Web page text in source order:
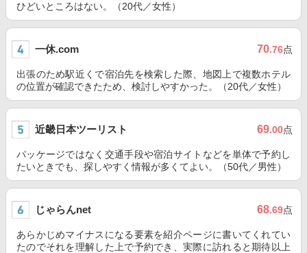
ひどいところはない。（20代／女性）
一休.com 70.76点
出張のため駅近くで宿泊先を検索した際、地図上で複数ホテル
の位置が確認できたため、検討しやすかった。（20代／女性）
近畿日本ツーリスト 69.00点
パッケージではなく交通手段や宿泊サイトなどを単体で予約し
たいときでも、探しやすく情報が多くてよい。（50代／男性）
じゃらんnet 68.69点
あらかじめマイナスになる要素を紹介ページに書いてくれてい
たのでそれを理解した上で予約でき、実際に訪れると期待以上